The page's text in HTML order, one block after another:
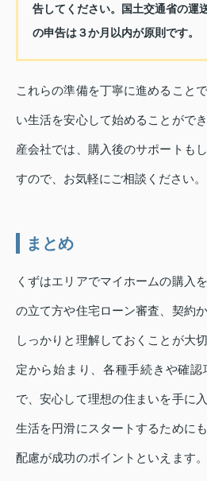
告してください。国土交通省の運
の申告は３か月以内が原則です。
これらの準備を丁寧に進めること
い生活を安心して始めることがで
産会社では、購入後のサポートも
すので、お気軽にご相談ください。
まとめ
くずはエリアでマイホームの購入
の立て方や住宅ローン審査、契約
しっかりと理解しておくことが大
定から始まり、各種手続きや確認
で、安心して理想の住まいを手に
生活を円滑にスタートするために
配慮が成功のポイントといえます